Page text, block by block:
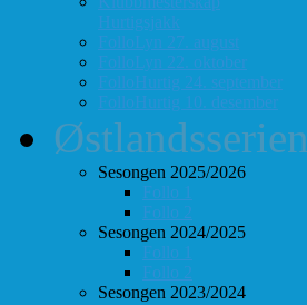
Hurtigsjakk
FolloLyn 27. august
FolloLyn 22. oktober
FolloHurtig 24. september
FolloHurtig 10. desember
Østlandsserien
Sesongen 2025/2026
Follo 1
Follo 2
Sesongen 2024/2025
Follo 1
Follo 2
Sesongen 2023/2024